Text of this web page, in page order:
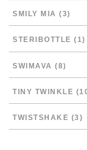
SMILY MIA (3)
STERIBOTTLE (1)
SWIMAVA (8)
TINY TWINKLE
TWISTSHAKE (3)